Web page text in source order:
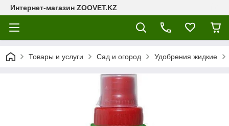
Интернет-магазин ZOOVET.KZ
Товары и услуги Сад и огород Удобрения жидкие